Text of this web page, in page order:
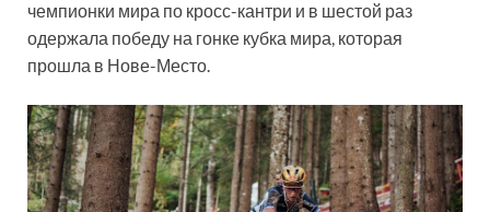
чемпионки мира по кросс-кантри и в шестой раз
одержала победу на гонке кубка мира, которая
прошла в Нове-Место.